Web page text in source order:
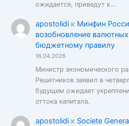
ожидается, приведут к…
apostolidiк Минфин
возобновление
бюджетному правилу
16.04.2026
Министр экономического
Решетников заявил в
будущем ожидает
оттока капитала.
apostolidiк Societe